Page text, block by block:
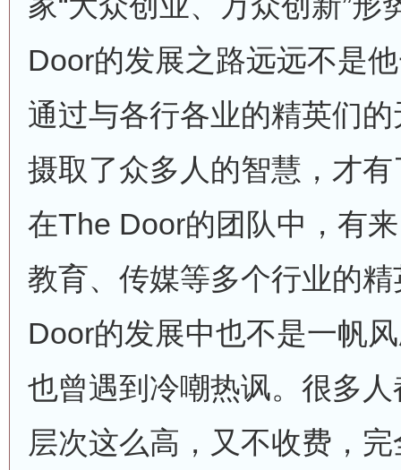
Door的发展之路远远不是
通过与各行各业的精英们
摄取了众多人的智慧，才
在The Door的团队中，有
教育、传媒等多个行业的
Door的发展中也不是一帆
也曾遇到冷嘲热讽。很多
层次这么高，又不收费，